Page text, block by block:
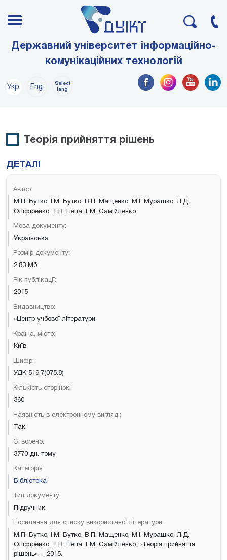
Державний університет інформаційно-
комунікаційних технологій
Укр. Eng.
Select
lang
Теорія прийняття рішень
ДЕТАЛІ
Автор:
М.П. Бутко, І.М. Бутко, В.П. Мащенко, М.І. Мурашко, Л.Д.
Оліфіренко, Т.В. Пепа, Г.М. Самійленко
Мова документу:
Українська
Розмір документу:
2.83 Мб
Рік публікації:
2015
Видавництво:
«Центр учбової літератури
Країна, місто:
Київ
Шифр:
УДК 519.7(075.8)
Кількість сторінок:
360
Наявність в електронному вигляді:
Так
Створено:
3770 дн. тому
Категорія:
Бібліотека
Тип документу:
Підручник
Посилання для списку використаної літератури:
М.П. Бутко, І.М. Бутко, В.П. Мащенко, М.І. Мурашко, Л.Д.
Оліфіренко, Т.В. Пепа, Г.М. Самійленко. «Теорія прийняття
рішень». - 2015.